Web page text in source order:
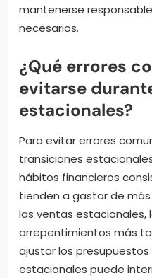
mantenerse
necesarios.
¿Qué errores
evitarse
estacionales?
Para evitar errores
transiciones
hábitos financieros
tienden a gastar de
las ventas estacionales,
arrepentimientos más
ajustar los
estacionales puede